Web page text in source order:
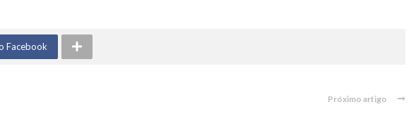
Facebook
Próximo artigo